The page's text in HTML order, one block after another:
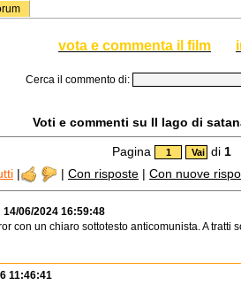
vota e commenta il film
Cerca il commento di:
Voti e commenti su Il lago di
Pagina di 1
| | Con risposte | Con nuove
14/06/2024 16:59:48
con un chiaro sottotesto anticomunista. A tratti
11:46:41